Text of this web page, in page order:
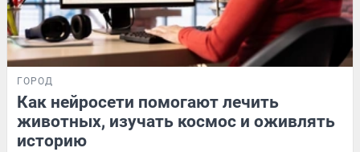
ГОРОД
Как нейросети помогают лечить
животных, изучать космос и оживлять
историю